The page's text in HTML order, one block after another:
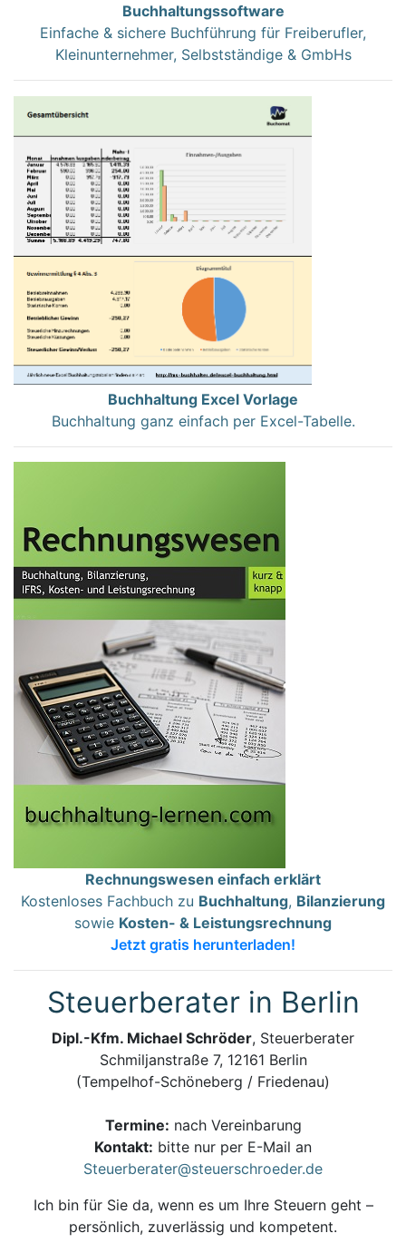
Buchhaltungssoftware
Einfache & sichere Buchführung für Freiberufler,
Kleinunternehmer, Selbstständige & GmbHs
Buchhaltung Excel Vorlage
Buchhaltung ganz einfach per Excel-Tabelle.
Rechnungswesen einfach erklärt
Kostenloses Fachbuch zu Buchhaltung, Bilanzierung
sowie Kosten- & Leistungsrechnung
Jetzt gratis herunterladen!
Steuerberater in Berlin
Dipl.-Kfm. Michael Schröder, Steuerberater
Schmiljanstraße 7, 12161 Berlin
(Tempelhof-Schöneberg / Friedenau)
Termine: nach Vereinbarung
Kontakt: bitte nur per E-Mail an
Steuerberater@steuerschroeder.de
Ich bin für Sie da, wenn es um Ihre Steuern geht –
persönlich, zuverlässig und kompetent.